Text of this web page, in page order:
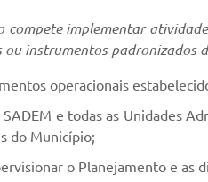
compete implementar
ou instrumentos padronizados
operacionais
e todas as Unidades
do Município;
o Planejamento e as